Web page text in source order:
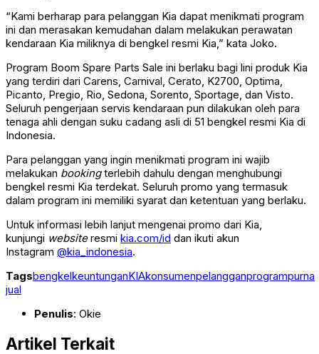
“Kami berharap para pelanggan Kia dapat menikmati program
ini dan merasakan kemudahan dalam melakukan perawatan
kendaraan Kia miliknya di bengkel resmi Kia,” kata Joko.
Program Boom Spare Parts Sale ini berlaku bagi lini produk Kia
yang terdiri dari Carens, Carnival, Cerato, K2700, Optima,
Picanto, Pregio, Rio, Sedona, Sorento, Sportage, dan Visto.
Seluruh pengerjaan servis kendaraan pun dilakukan oleh para
tenaga ahli dengan suku cadang asli di 51 bengkel resmi Kia di
Indonesia.
Para pelanggan yang ingin menikmati program ini wajib
melakukan bookingterlebih dahulu dengan menghubungi
bengkel resmi Kia terdekat. Seluruh promo yang termasuk
dalam program ini memiliki syarat dan ketentuan yang berlaku.
Untuk informasi lebih lanjut mengenai promo dari Kia,
kunjungi websiteresmi kia.com/id dan ikuti akun
Instagram @kia_indonesia.
TagsbengkelkeuntunganKIAkonsumenpelangganprogrampurna
jual
Penulis: Okie
Artikel Terkait